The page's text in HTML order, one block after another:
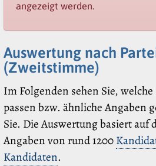
angezeigt werden.
Auswertung nach
(Zweitstimme)
Im Folgenden sehen Sie,
passen bzw. ähnliche Angaben
Sie. Die Auswertung basiert
Angaben von rund 1200
Kandidaten.